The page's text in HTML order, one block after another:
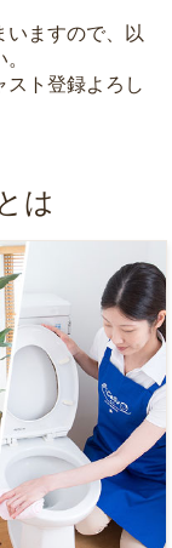
いますので、以
スト登録よろし
は